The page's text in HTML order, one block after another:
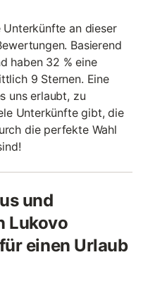
an dieser
Basierend
haben 32 % eine
9 Sternen. Eine
uns erlaubt, zu
Unterkünfte gibt, die
die perfekte Wahl
und
Lukovo
einen Urlaub